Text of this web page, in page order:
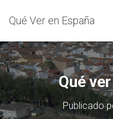
Qué Ver en España
Qué
Publicado